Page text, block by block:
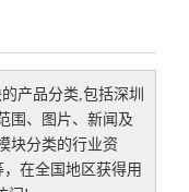
的产品分类,包括深圳
围、图片、新闻及
块分类的行业资
在全国地区获得用